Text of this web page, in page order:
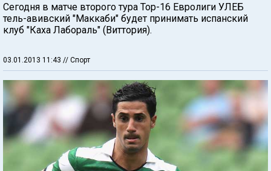
Сегодня в матче второго тура Тор-16 Евролиги УЛЕБ
тель-авивский "Маккаби" будет принимать испанский
клуб "Каха Лабораль" (Виттория).
03.01.2013 11:43 // Спорт